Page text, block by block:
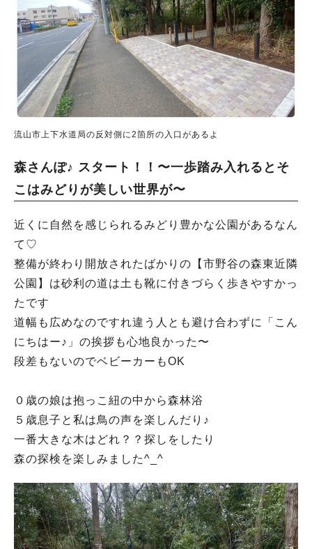
流山市上下水道局の反対側に2箇所の入口があるよ
森さんぽ♪ スタート！！〜一歩踏み入れるとそ
こはみどりが美しい世界が〜
近くに自然を感じられるみどり豊かな公園があるなん
て♡
整備が終わり開放されたばかりの【市野谷の森東近隣
公園】は砂利の道は土も靴に付きづらく歩きやすかっ
たです
道幅も広めなのですれ違う人とも避け合わずに「こん
にちはー♪」の挨拶も心地良かった〜
段差もないのでベビーカーもOK
０歳の娘は抱っこ紐の中から森林浴
５歳息子と私は鳥の声を楽しんだり♪
一番大きな木はどれ？？探しをしたり
森の探検を楽しみました^_^